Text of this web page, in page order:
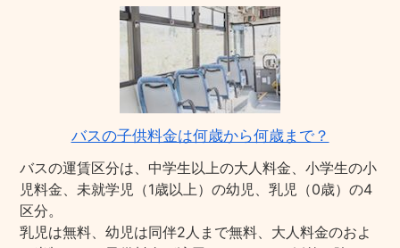
バスの子供料金は何歳から何歳まで？
バスの運賃区分は、中学生以上の大人料金、小学生の小
児料金、未就学児（1歳以上）の幼児、乳児（0歳）の4
区分。
乳児は無料、幼児は同伴2人まで無料、大人料金のおよ